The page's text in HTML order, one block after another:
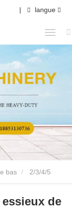
| langue
bas 2/3/4/5
de